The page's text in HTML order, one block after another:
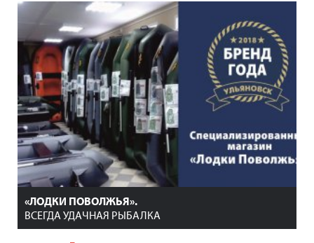
«ЛОДКИ ПОВОЛЖЬЯ».
ВСЕГДА УДАЧНАЯ РЫБАЛКА